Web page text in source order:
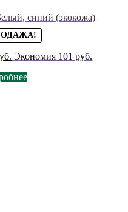
синий (экокожа)
Текущая
220,00руб..
Экономия 101 руб.